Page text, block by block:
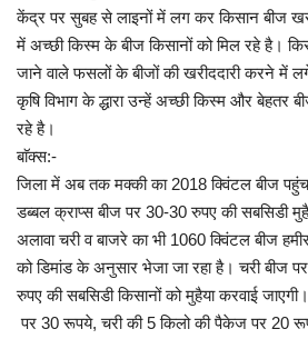
केंद्र पर सुबह से लाइनों में लग कर किसान बीज
में अच्छी किस्म के बीज किसानों को मिल रहे है।
जाने वाले फसलों के बीजों की खरीददारी करने में
कृषि विभाग के द्धारा उन्हें अच्छी किस्म और बेहतर
रहे है।
बाॅक्स:-
जिला में अब तक मक्की का 2018 क्विंटल बीज
डब्बल क्राप्स बीज पर 30-30 रुपए की सबसिडी
अलावा चरी व बाजरे का भी 1060 क्विंटल बीज
को डिमांड के अनुसार भेजा जा रहा है। चरी बीज
रुपए की सबसिडी किसानों को मुहैया करवाई
पर 30 रूपये, चरी की 5 किलो की पैकेज पर 20